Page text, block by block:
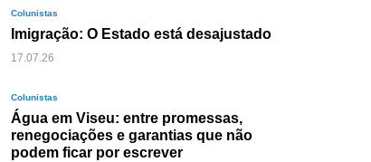
Colunistas
Imigração: O Estado está desajustado
17.07.26
Colunistas
Água em Viseu: entre promessas,
renegociações e garantias que não
podem ficar por escrever